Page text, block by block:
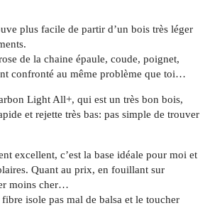
plus facile de partir d’un bois très léger
de la chaine épaule, coude, poignet,
confronté au même problème que toi…
Light All+, qui est un très bon bois,
et rejette très bas: pas simple de trouver
excellent, c’est la base idéale pour moi et
Quant au prix, en fouillant sur
moins cher…
isole pas mal de balsa et le toucher